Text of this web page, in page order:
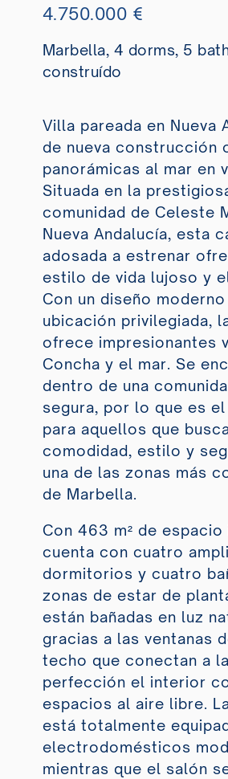
4.750.000 €
Marbella, 4 dorms, 5
construído
Villa pareada en Nueva
de nueva construcción
panorámicas al mar en
Situada en la
comunidad de Celeste
Nueva Andalucía, esta
adosada a estrenar
estilo de vida lujoso y
Con un diseño moderno
ubicación privilegiada,
ofrece impresionantes
Concha y el mar. Se
dentro de una
segura, por lo que es
para aquellos que
comodidad, estilo y
una de las zonas más
de Marbella.
Con 463 m² de
cuenta con cuatro
dormitorios y cuatro
zonas de estar de
están bañadas en luz
gracias a las ventanas
techo que conectan a la
perfección el interior
espacios al aire libre.
está totalmente
electrodomésticos
mientras que el salón